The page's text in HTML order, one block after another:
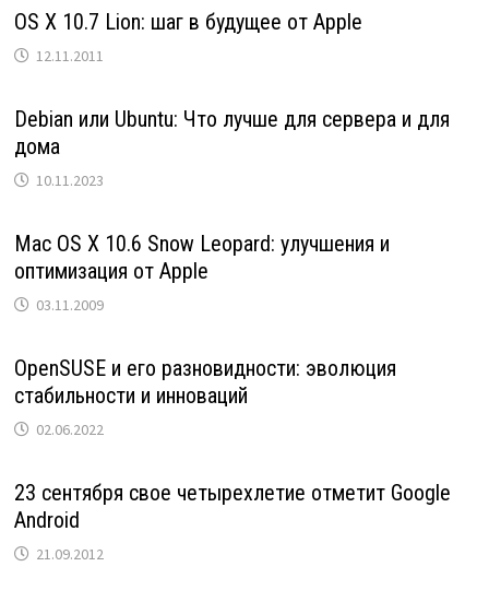
OS X 10.7 Lion: шаг в будущее от Apple
12.11.2011
Debian или Ubuntu: Что лучше для сервера и для
дома
10.11.2023
Mac OS X 10.6 Snow Leopard: улучшения и
оптимизация от Apple
03.11.2009
OpenSUSE и его разновидности: эволюция
стабильности и инноваций
02.06.2022
23 сентября свое четырехлетие отметит Google
Android
21.09.2012